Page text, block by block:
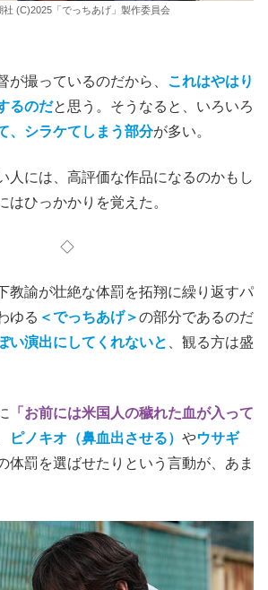
(C)2025「でっちあげ」製作委員会
が撮っているのだから、 これはやはり
るのだと思う。そうなると、いろいろ
、シラケてしまう部分が多い。
人には、高評価な作品になるのかもし
はひっかかりを覚えた。
◇
教諭が壮絶な体罰を拓翔に繰り返すパ
ゆる ＜でっちあげ＞の部分であるのだ
い演出にしてくれないと 、観る方は盛
「お前には米国人の穢れた血が入って
ピノキオ（鼻血出させる） やウサギ
体罰を選ばせたりという言動が、あま